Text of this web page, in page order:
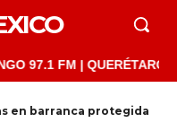
FM | QUERÉTARO
en barranca protegida